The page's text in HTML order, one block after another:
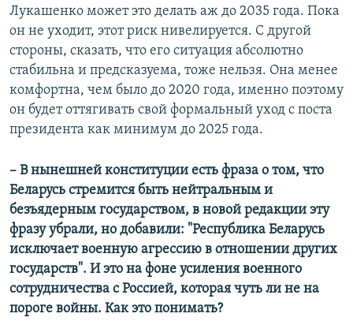
Лукашенко может это делать аж до 2035 года. Пока
он не уходит, этот риск нивелируется. С другой
стороны, сказать, что его ситуация абсолютно
стабильна и предсказуема, тоже нельзя. Она менее
комфортна, чем было до 2020 года, именно поэтому
он будет оттягивать свой формальный уход с поста
президента как минимум до 2025 года.
– В нынешней конституции есть фраза о том, что
Беларусь стремится быть нейтральным и
безъядерным государством, в новой редакции эту
фразу убрали, но добавили: "Республика Беларусь
исключает военную агрессию в отношении других
государств". И это на фоне усиления военного
сотрудничества с Россией, которая чуть ли не на
пороге войны. Как это понимать?